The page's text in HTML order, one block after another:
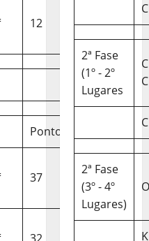
12
Pontos
37
C
2ª Fase
(1º - 2º
Lugares
C
2ª Fase
(3º - 4º
Lugares)